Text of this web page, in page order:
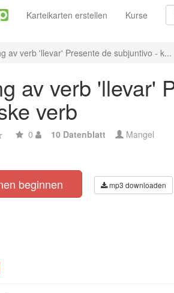
Karteikarten erstellen Kurse
av verb 'llevar' Presente de subjuntivo - k...
av verb 'llevar'
verb
0 10 Datenblatt Mangel
beginnen mp3 downloaden